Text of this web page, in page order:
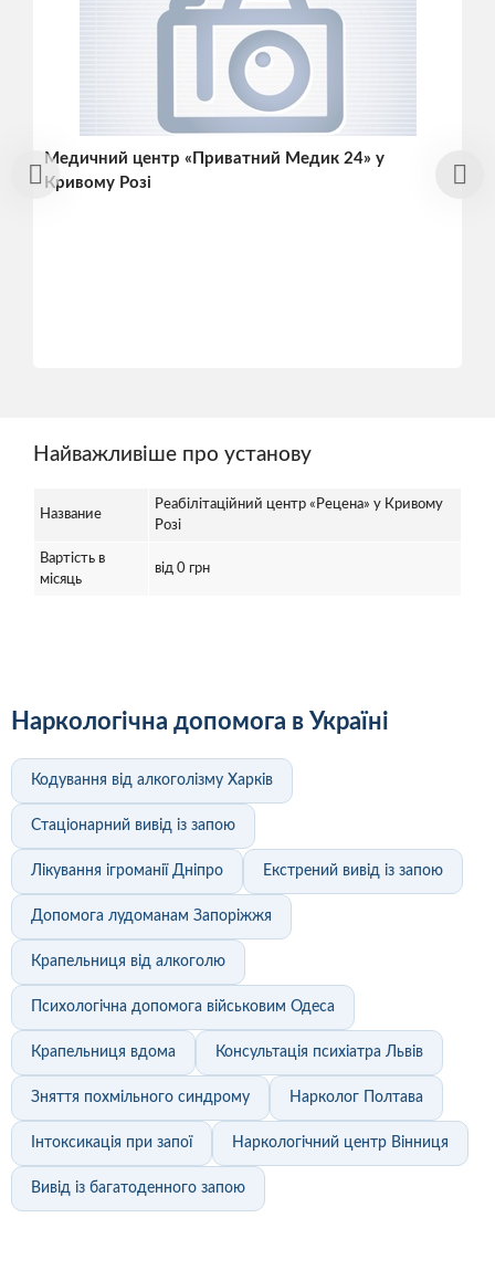
Медичний центр «Приватний Медик 24» у
Кривому Розі
Найважливіше про установу
Название
Реабілітаційний центр «Рецена» у Кривому
Розі
Вартість в
місяць
від 0 грн
Наркологічна допомога в Україні
Кодування від алкоголізму Харків
Стаціонарний вивід із запою
Лікування ігроманії Дніпро Екстрений вивід із запою
Допомога лудоманам Запоріжжя
Крапельниця від алкоголю
Психологічна допомога військовим Одеса
Крапельниця вдома Консультація психіатра Львів
Зняття похмільного синдрому Нарколог Полтава
Інтоксикація при запої Наркологічний центр Вінниця
Вивід із багатоденного запою